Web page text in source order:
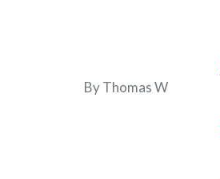
ByThomas W